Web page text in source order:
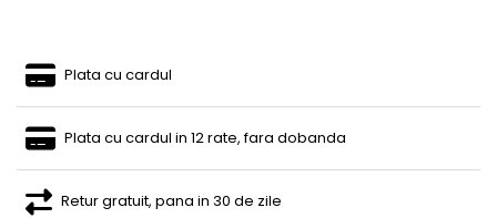
Plata cu cardul
Plata cu cardul in 12 rate, fara dobanda
Retur gratuit, pana in 30 de zile